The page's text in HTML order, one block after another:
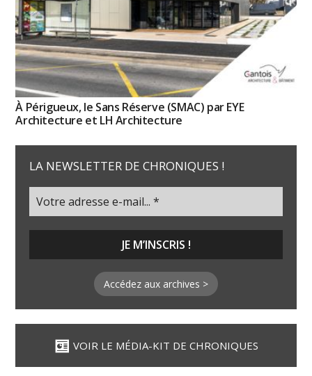
À Périgueux, le Sans Réserve (SMAC) par EYE
Architecture et LH Architecture
LA NEWSLETTER DE CHRONIQUES !
Accédez aux archives >
VOIR LE MÉDIA-KIT DE CHRONIQUES